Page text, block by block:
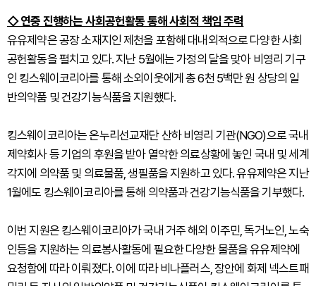
◇ 연중 진행하는 사회공헌활동 통해 사회적 책임 주력
유유제약은 공장 소재지인 제천을 포함해 대내외적으로 다양한 사회
공헌활동을 펼치고 있다. 지난 5월에는 가정의 달을 맞아 비영리 기구
인 킹스웨이코리아를 통해 소외이웃에게 총 6천 5백만 원 상당의 일
반의약품 및 건강기능식품을 지원했다.
킹스웨이코리아는 온누리선교재단 산하 비영리 기관(NGO)으로 국내
제약회사 등 기업의 후원을 받아 열악한 의료상황에 놓인 국내 및 세계
각지에 의약품 및 의료물품, 생필품을 지원하고 있다. 유유제약은 지난
1월에도 킹스웨이코리아를 통해 의약품과 건강기능식품을 기부했다.
이번 지원은 킹스웨이코리아가 국내 거주 해외 이주민, 독거노인, 노숙
인등을 지원하는 의료봉사활동에 필요한 다양한 물품을 유유제약에
요청함에 따라 이뤄졌다. 이에 따라 비나플러스, 장안에 화제 넥스트패